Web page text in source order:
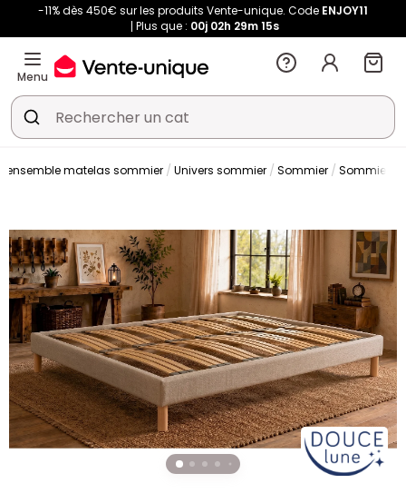
-11% dès 450€ sur les produits Vente-unique. Code ENJOY11
Plus que : 00j 02h 29m 14s
Menu
ensemble matelas sommier Univers sommier Sommier Sommier à